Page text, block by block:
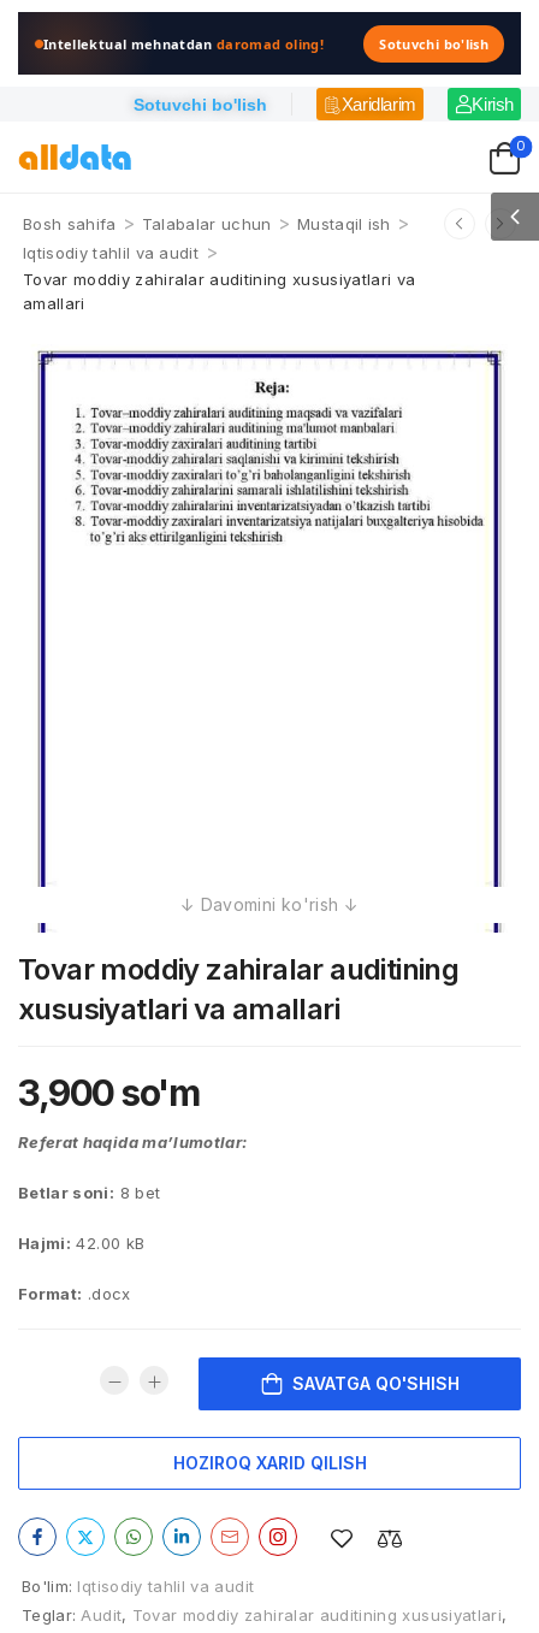
Intellektual mehnatdandaromad oling! Sotuvchi bo'lish
Sotuvchi bo'lish Xaridlarim Kirish
0
Bosh sahifa > Talabalar uchun > Mustaqil ish >
Iqtisodiy tahlil va audit >
Tovar moddiy zahiralar auditining xususiyatlari va
amallari
Tovar moddiy zahiralar auditining
xususiyatlari va amallari
3,900so'm
Referat haqida ma’lumotlar:
Betlar soni: 8 bet
Hajmi: 42.00 kB
Format: .docx
SAVATGA QO'SHISH
HOZIROQ XARID QILISH
Bo'lim: Iqtisodiy tahlil va audit
Teglar: Audit, Tovar moddiy zahiralar auditining xususiyatlari,